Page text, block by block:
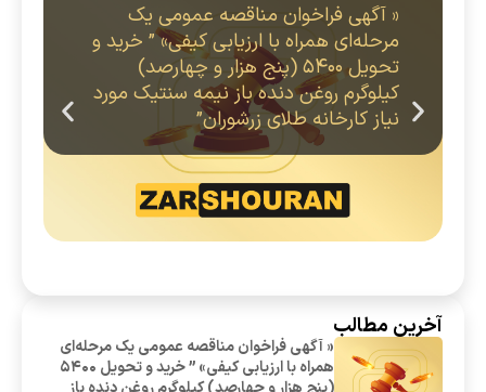
« آگهی فراخوان مناقصه عمومی یک
مرحله‌ای همراه با ارزیابی کیفی» ” خرید و
تحویل 5400 (پنج هزار و چهارصد)
کیلوگرم روغن دنده باز نیمه سنتیک مورد
نیاز کارخانه طلای زرشوران”
آخرین مطالب
« آگهی فراخوان مناقصه عمومی یک مرحله‌ای
همراه با ارزیابی کیفی» ” خرید و تحویل 5400